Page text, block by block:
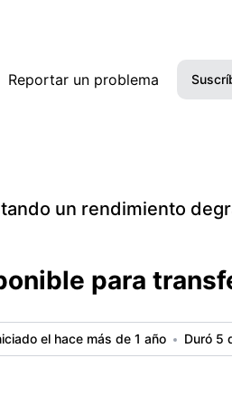
Reportar un problema
un rendimiento
para
el hace más de 1 año Duró 5